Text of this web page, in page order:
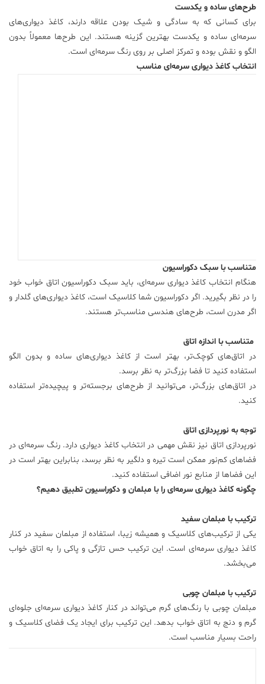
طرح‌های ساده و یکدست
برای کسانی که به سادگی و شیک بودن علاقه دارند، کاغذ دیواری‌های
سرمه‌ای ساده و یکدست بهترین گزینه هستند. این طرح‌ها معمولاً بدون
الگو و نقش بوده و تمرکز اصلی بر روی رنگ سرمه‌ای است.
انتخاب کاغذ دیواری سرمه‌ای مناسب
متناسب با سبک دکوراسیون
هنگام انتخاب کاغذ دیواری سرمه‌ای، باید سبک دکوراسیون اتاق خواب خود
را در نظر بگیرید. اگر دکوراسیون شما کلاسیک است، کاغذ دیواری‌های گلدار و
اگر مدرن است، طرح‌های هندسی مناسب‌تر هستند.
متناسب با اندازه اتاق
در اتاق‌های کوچک‌تر، بهتر است از کاغذ دیواری‌های ساده و بدون الگو
استفاده کنید تا فضا بزرگ‌تر به نظر برسد.
در اتاق‌های بزرگ‌تر، می‌توانید از طرح‌های برجسته‌تر و پیچیده‌تر استفاده
کنید.
توجه به نورپردازی اتاق
نورپردازی اتاق نیز نقش مهمی در انتخاب کاغذ دیواری دارد. رنگ سرمه‌ای در
فضاهای کم‌نور ممکن است تیره و دلگیر به نظر برسد، بنابراین بهتر است در
این فضاها از منابع نور اضافی استفاده کنید.
چگونه کاغذ دیواری سرمه‌ای را با مبلمان و دکوراسیون تطبیق دهیم؟
ترکیب با مبلمان سفید
یکی از ترکیب‌های کلاسیک و همیشه زیبا، استفاده از مبلمان سفید در کنار
کاغذ دیواری سرمه‌ای است. این ترکیب حس تازگی و پاکی را به اتاق خواب
می‌بخشد.
ترکیب با مبلمان چوبی
مبلمان چوبی با رنگ‌های گرم می‌تواند در کنار کاغذ دیواری سرمه‌ای جلوه‌ای
گرم و دنج به اتاق خواب بدهد. این ترکیب برای ایجاد یک فضای کلاسیک و
راحت بسیار مناسب است.